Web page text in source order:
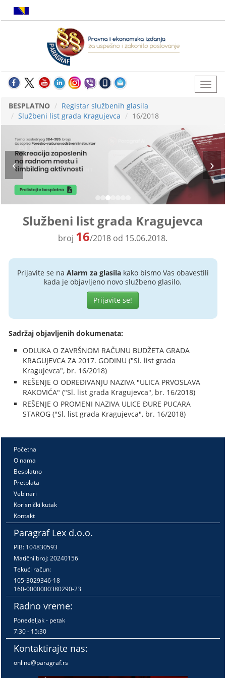
BESPLATNO
Registar službenih glasila
Službeni list grada Kragujevca
16/2018
Službeni list grada Kragujevca
broj 16/2018 od 15.06.2018.
Prijavite se na Alarm za glasilakako bismo Vas obavestili
kada je objavljeno novo službeno glasilo.
Prijavite se!
Sadržaj objavljenih dokumenata:
ODLUKA O ZAVRŠNOM RAČUNU BUDŽETA GRADA
KRAGUJEVCA ZA 2017. GODINU ("Sl. list grada
Kragujevca", br. 16/2018)
REŠENJE O ODREĐIVANJU NAZIVA "ULICA PRVOSLAVA
RAKOVIĆA" ("Sl. list grada Kragujevca", br. 16/2018)
REŠENJE O PROMENI NAZIVA ULICE ĐURE PUCARA
STAROG ("Sl. list grada Kragujevca", br. 16/2018)
Početna
O nama
Besplatno
Pretplata
Vebinari
Korisnički kutak
Kontakt
Paragraf Lex d.o.o.
PIB: 104830593
Matični broj: 20240156
Tekući račun:
105-3029346-18
160-0000000380290-23
Radno vreme:
Ponedeljak - petak
7:30 - 15:30
Kontaktirajte nas:
online@paragraf.rs